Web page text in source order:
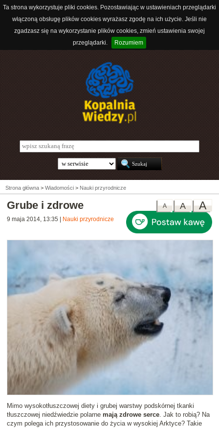
Ta strona wykorzystuje pliki cookies. Pozostawiając w ustawieniach przeglądarki
włączoną obsługę plików cookies wyrażasz zgodę na ich użycie. Jeśli nie
zgadzasz się na wykorzystanie plików cookies, zmień ustawienia swojej
przeglądarki.
Rozumiem
Strona główna > Wiadomości > Nauki przyrodnicze
A
A
A
Grube i zdrowe
9 maja 2014, 13:35 Nauki przyrodnicze
Mimo wysokotłuszczowej diety i grubej warstwy podskórnej tkanki
tłuszczowej niedźwiedzie polarne mają zdrowe serce. Jak to robią? Na
czym polega ich przystosowanie do życia w wysokiej Arktyce? Takie